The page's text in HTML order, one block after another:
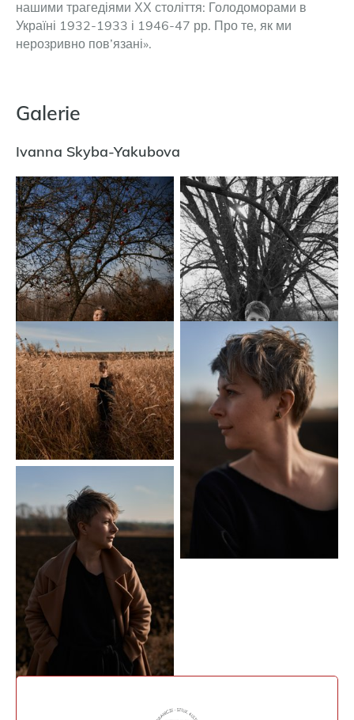
нашими трагедіями ХХ століття: Голодоморами в
Україні 1932-1933 і 1946-47 рр. Про те, як ми
нерозривно пов’язані».
Galerie
Ivanna Skyba-Yakubova